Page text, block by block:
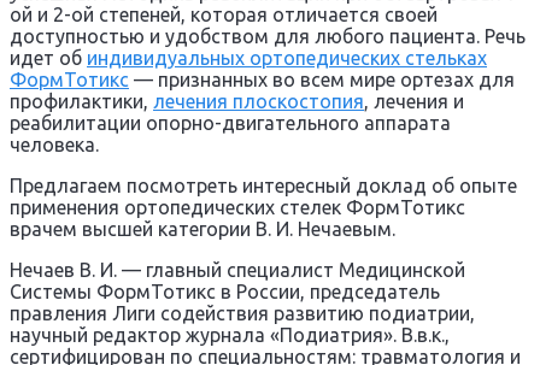
ой и 2-ой степеней, которая отличается своей
доступностью и удобством для любого пациента. Речь
идет об индивидуальных ортопедических стельках
ФормТотикс — признанных во всем мире ортезах для
профилактики,
лечения плоскостопия , лечения и
реабилитации опорно-двигательного аппарата
человека.
Предлагаем посмотреть интересный доклад об опыте
применения ортопедических стелек ФормТотикс
врачем высшей категории В. И. Нечаевым.
Нечаев В. И. — главный специалист Медицинской
Системы ФормТотикс в России, председатель
правления Лиги содействия развитию подиатрии,
научный редактор журнала «Подиатрия». В.в.к.,
сертифицирован по специальностям: травматология и